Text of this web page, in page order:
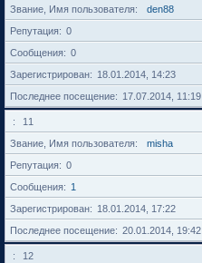
Звание, Имя пользователя
den88
Репутация
0
Сообщения
0
Зарегистрирован
18.01.2014, 14:23
Последнее посещение
17.07.2014, 11:19
11
Звание, Имя пользователя
misha
Репутация
0
Сообщения
1
Зарегистрирован
18.01.2014, 17:22
Последнее посещение
20.01.2014, 19:42
12